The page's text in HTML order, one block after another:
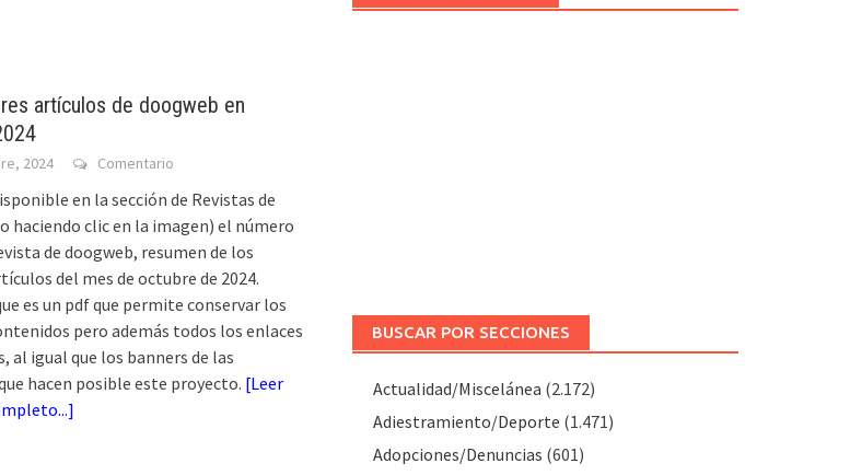
artículos de doogweb en
2024 Comentario
en la sección de Revistas de
haciendo clic en la imagen) el número
de doogweb, resumen de los
del mes de octubre de 2024.
es un pdf que permite conservar los
pero además todos los enlaces
al igual que los banners de las
hacen posible este proyecto. [Leer
]
BUSCAR POR SECCIONES
Actualidad/Miscelánea (2.172)
Adiestramiento/Deporte (1.471)
Adopciones/Denuncias (601)